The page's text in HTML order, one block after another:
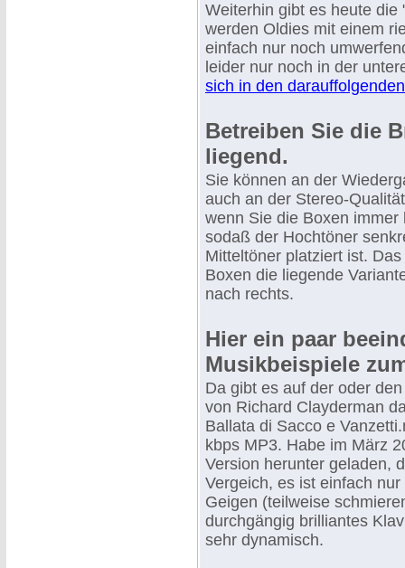
Weiterhin gibt es heute
werden Oldies mit einem
einfach nur noch
leider nur noch in der
sich in den
Betreiben Sie die
liegend.
Sie können an der
auch an der Stereo-
wenn Sie die Boxen immer
sodaß der Hochtöner
Mitteltöner platziert ist.
Boxen die liegende
nach rechts.
Hier ein paar
Musikbeispiele
Da gibt es auf der oder
von Richard Clayderman
Ballata di Sacco e
kbps MP3. Habe im März
Version herunter geladen,
Vergeich, es ist einfach
Geigen (teilweise
durchgängig brilliantes
sehr dynamisch.